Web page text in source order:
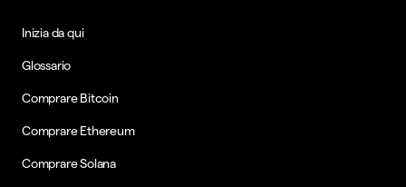
Inizia da qui
Glossario
Comprare Bitcoin
Comprare Ethereum
Comprare Solana